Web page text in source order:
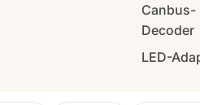
Canbus-
Decoder
LED-